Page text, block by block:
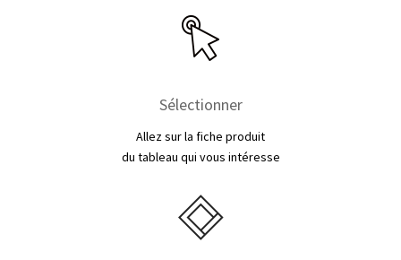
Sélectionner
Allez sur la fiche produit
du tableau qui vous intéresse